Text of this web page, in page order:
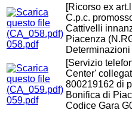
058.pdf
[Ricorso ex
C.p.c.
Cattivelli
Piacenza
059.pdf
[Servizio
Center'
800219162 di
Bonifica di
Codice Gara